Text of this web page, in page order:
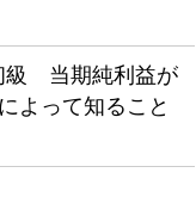
級 当期純利益が
よって知ること